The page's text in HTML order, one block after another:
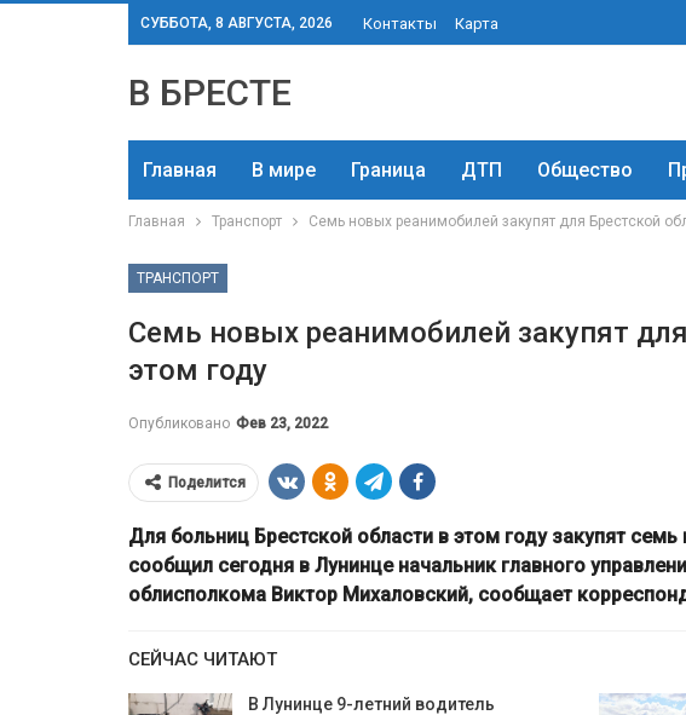
СУББОТА, 8 АВГУСТА, 2026 Контакты Карта
В БРЕСТЕ
Главная В мире Граница ДТП Общество
Главная Транспорт Семь новых реанимобилей закупят для Брестской
ТРАНСПОРТ
Семь новых реанимобилей закупят
этом году
Опубликовано Фев 23, 2022
Поделится
Для больниц Брестской области в этом году закупят
сообщил сегодня в Лунинце начальник главного
облисполкома Виктор Михаловский, сообщает
СЕЙЧАС ЧИТАЮТ
В Лунинце 9-летний водитель